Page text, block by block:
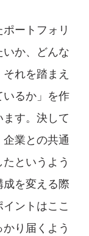
ートフォリ
か、どんな
れを踏まえ
るか」を作
す。決して
業との共通
というよう
を変える際
ントはここ
り届くよう